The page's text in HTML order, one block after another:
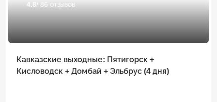
4.8/ 86 отзывов
Кавказские выходные: Пятигорск +
Кисловодск + Домбай + Эльбрус (4 дня)